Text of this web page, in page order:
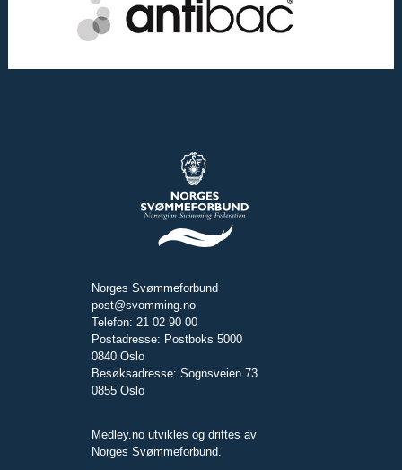
Norges Svømmeforbund
post@svomming.no
Telefon: 21 02 90 00
Postadresse: Postboks 5000
0840 Oslo
Besøksadresse: Sognsveien 73
0855 Oslo
Medley.no utvikles og driftes av
Norges Svømmeforbund.